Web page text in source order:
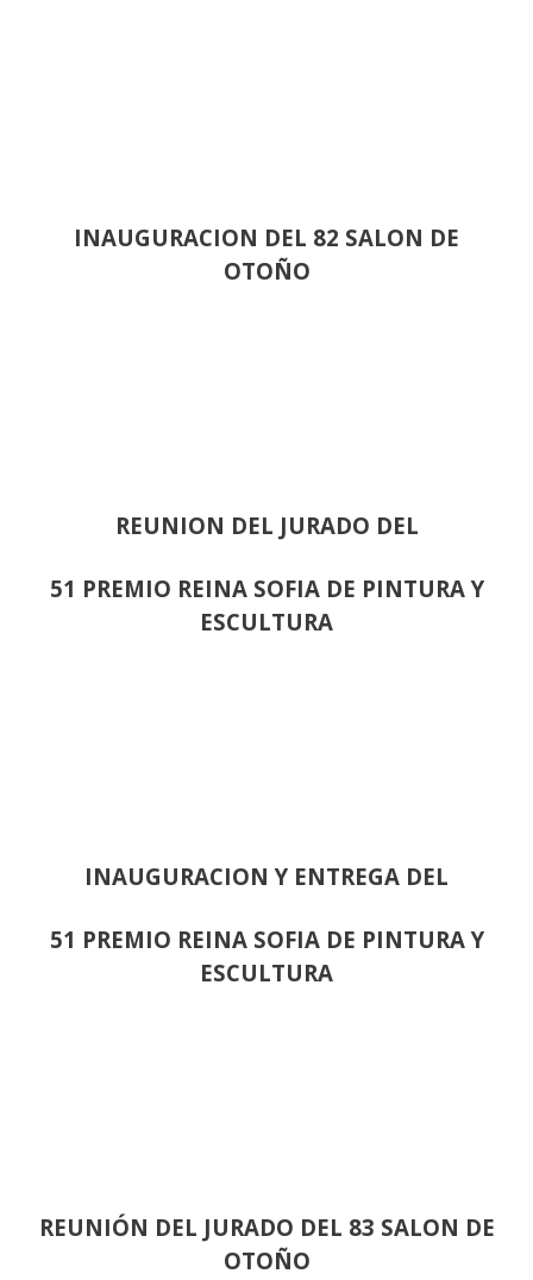
INAUGURACION DEL 82 SALON DE
OTOÑO
REUNION DEL JURADO DEL
51 PREMIO REINA SOFIA DE PINTURA Y
ESCULTURA
INAUGURACION Y ENTREGA DEL
51 PREMIO REINA SOFIA DE PINTURA Y
ESCULTURA
REUNIÓN DEL JURADO DEL 83 SALON DE
OTOÑO